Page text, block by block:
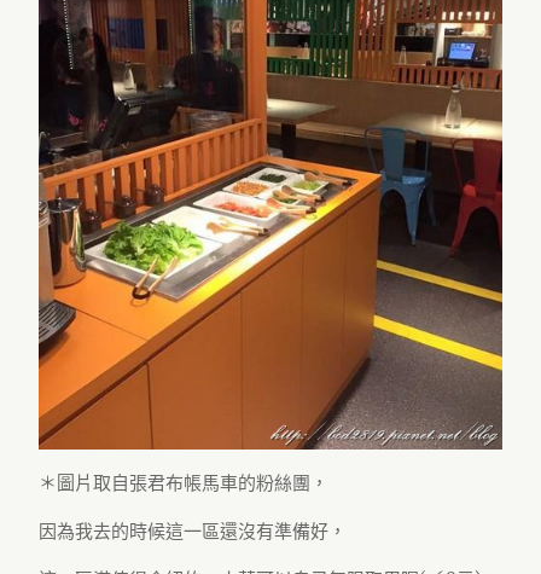
＊圖片取自張君布帳馬車的粉絲團，
因為我去的時候這一區還沒有準備好，